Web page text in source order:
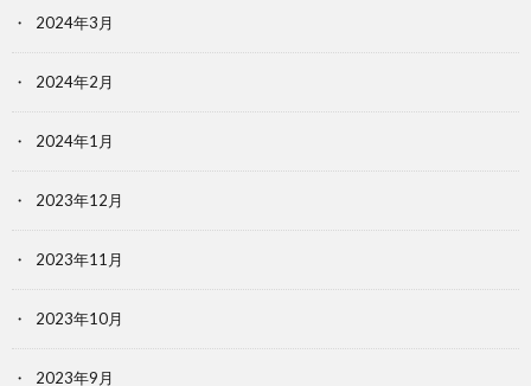
2024年3月
2024年2月
2024年1月
2023年12月
2023年11月
2023年10月
2023年9月